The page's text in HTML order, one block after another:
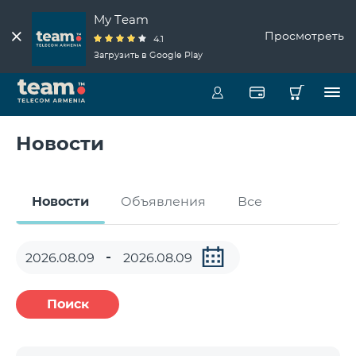
My Team
4.1
Загрузить в Google Play
Просмотреть
Новости
Новости Объявления Все
Поиск